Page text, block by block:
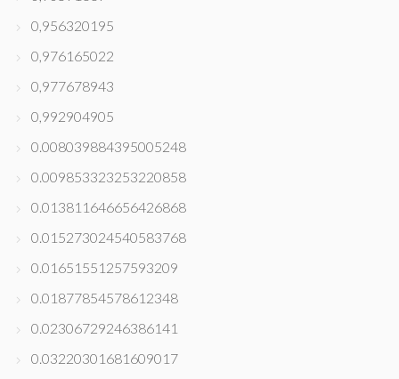
0,956320195
0,976165022
0,977678943
0,992904905
0.008039884395005248
0.009853323253220858
0.013811646656426868
0.015273024540583768
0.01651551257593209
0.01877854578612348
0.02306729246386141
0.03220301681609017